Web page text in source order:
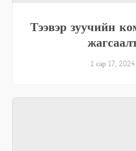
Тээвэр зуучийн
1 сар 17, 2024